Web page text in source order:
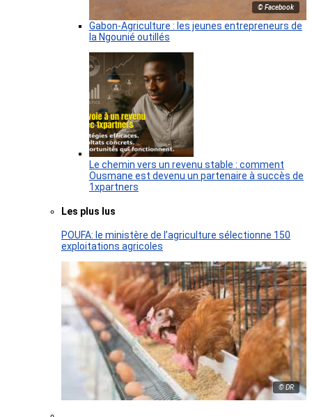
© Facebook
Gabon-Agriculture : les jeunes entrepreneurs de
la Ngounié outillés
Le chemin vers un revenu stable : comment
Ousmane est devenu un partenaire à succès de
1xpartners
Les plus lus
POUFA: le ministère de l’agriculture sélectionne 150
exploitations agricoles
© DR